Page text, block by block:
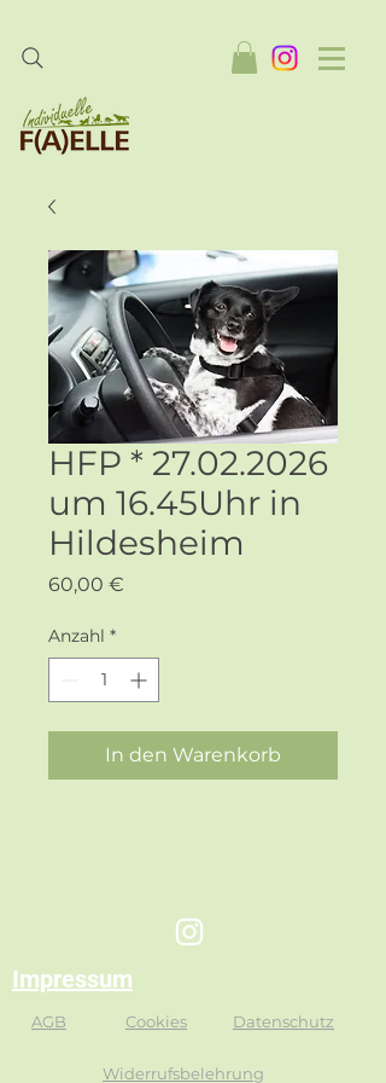
HFP * 27.02.2026
um 16.45Uhr in
Hildesheim
60,00 €
Anzahl *
In den Warenkorb
Impressum
AGB Cookies Datenschutz
Widerrufsbelehrung